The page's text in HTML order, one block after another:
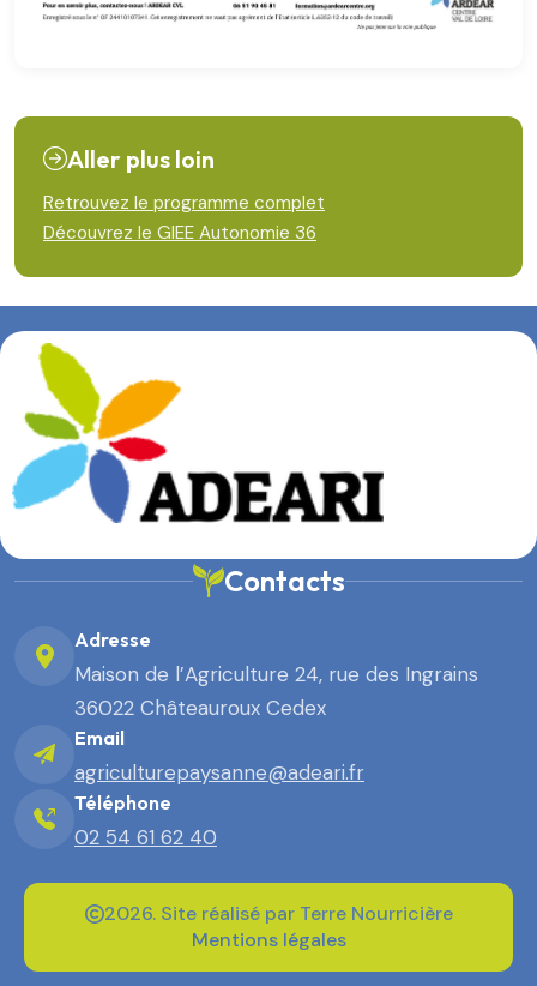
Aller plus loin
Retrouvez le programme complet
Découvrez le GIEE Autonomie 36
Contacts
Adresse
Maison de l’Agriculture 24, rue des Ingrains
36022 Châteauroux Cedex
Email
agriculturepaysanne@adeari.fr
Téléphone
02 54 61 62 40
2026. Site réalisé par Terre Nourricière
Mentions légales